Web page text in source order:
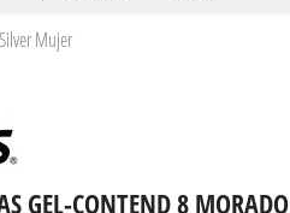
Mujer
GEL-CONTEND 8 MORADO